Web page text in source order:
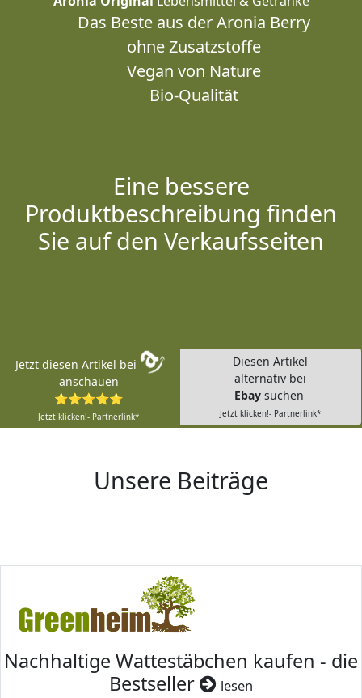
Das Beste aus der Aronia Berry
ohne Zusatzstoffe
Vegan von Nature
Bio-Qualität
Eine bessere
Produktbeschreibung finden
Sie auf den Verkaufsseiten
Jetzt diesen Artikel bei
anschauen
⭐⭐⭐⭐⭐
Jetzt klicken!- Partnerlink*
Diesen Artikel
alternativ bei
Ebay suchen
Jetzt klicken!- Partnerlink*
Unsere Beiträge
Nachhaltige Wattestäbchen kaufen - die
Bestseller
lesen